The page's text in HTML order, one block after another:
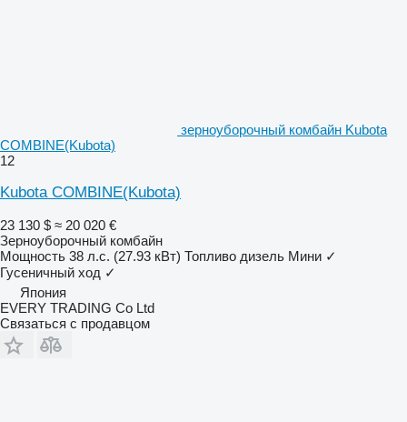
зерноуборочный комбайн Kubota
COMBINE(Kubota)
12
Kubota COMBINE(Kubota)
23 130 $ ≈ 20 020 €
Зерноуборочный комбайн
Мощность 38 л.с. (27.93 кВт) Топливо дизель Мини ✓
Гусеничный ход ✓
Япония
EVERY TRADING Co Ltd
Связаться с продавцом